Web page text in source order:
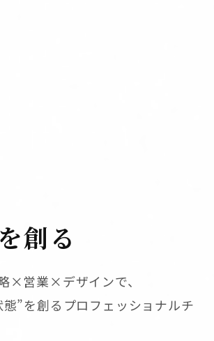
創る
×営業×デザインで、
”を創るプロフェッショナルチ